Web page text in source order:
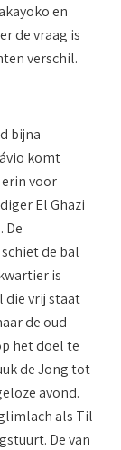
en
de vraag is
verschil.
bijna
komt
voor
El Ghazi
De
de bal
is
die vrij staat
de oud-
het doel te
de Jong tot
avond.
als Til
De van